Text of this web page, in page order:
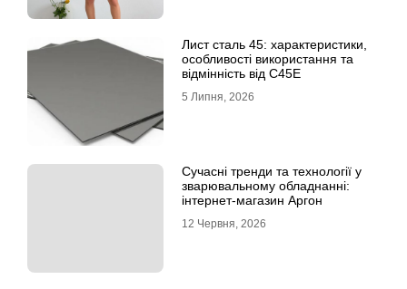
Лист сталь 45: характеристики,
особливості використання та
відмінність від C45E
5 Липня, 2026
Сучасні тренди та технології у
зварювальному обладнанні:
інтернет-магазин Аргон
12 Червня, 2026